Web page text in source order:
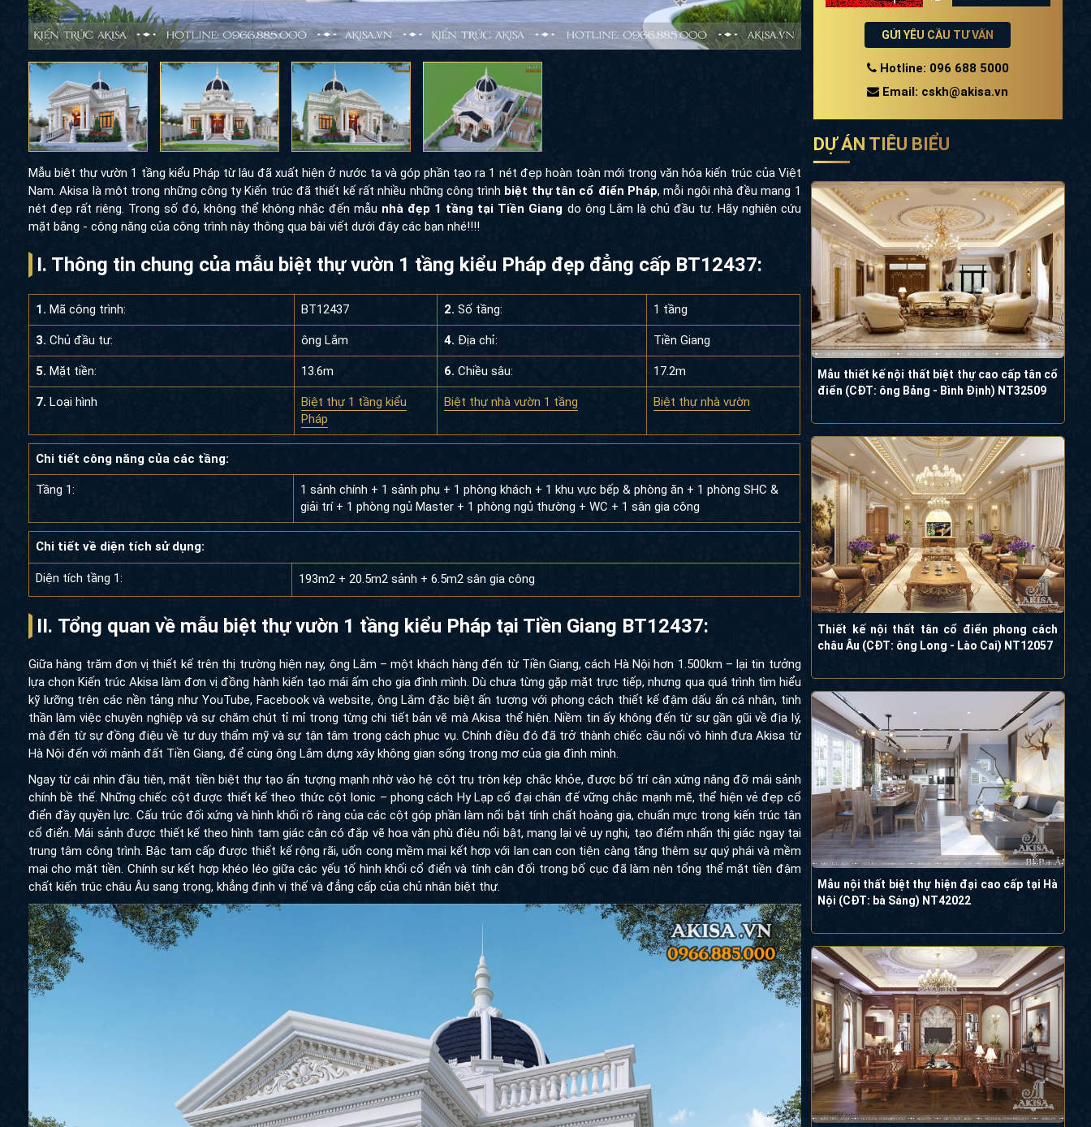
Mẫu biệt thự vườn 1 tầng kiểu Pháp từ lâu đã xuất hiện ở nước ta và góp phần tạo ra 1 nét đẹp hoàn toàn mới trong văn hóa kiến trúc của Việt
Nam. Akisa là một trong những công ty Kiến trúc đã thiết kế rất nhiều những công trình biệt thự tân cổ điển Pháp, mỗi ngôi nhà đều mang 1
nét đẹp rất riêng. Trong số đó, không thể không nhắc đến mẫu nhà đẹp 1 tầng tại Tiền Giang do ông Lắm là chủ đầu tư. Hãy nghiên cứu
mặt bằng - công năng của công trình này thông qua bài viết dưới đây các bạn nhé!!!!
I. Thông tin chung của mẫu biệt thự vườn 1 tầng kiểu Pháp đẹp đẳng cấp BT12437:
1. Mã công trình: BT12437 2. Số tầng: 1 tầng
3. Chủ đầu tư: ông Lắm 4. Địa chỉ: Tiền Giang
5. Mặt tiền: 13.6m 6. Chiều sâu: 17.2m
7. Loại hình
Biệt thự 1 tầng kiểu
Pháp
Biệt thự nhà vườn 1 tầng Biệt thự nhà vườn
Chi tiết công năng của các tầng:
Tầng 1:
1 sảnh chính + 1 sảnh phụ + 1 phòng khách + 1 khu vực bếp & phòng ăn + 1 phòng SHC &
giải trí + 1 phòng ngủ Master + 1 phòng ngủ thường + WC + 1 sân gia công
Chi tiết về diện tích sử dụng:
Diện tích tầng 1: 193m2 + 20.5m2 sảnh + 6.5m2 sân gia công
II. Tổng quan về mẫu biệt thự vườn 1 tầng kiểu Pháp tại Tiền Giang BT12437:
Giữa hàng trăm đơn vị thiết kế trên thị trường hiện nay, ông Lắm – một khách hàng đến từ Tiền Giang, cách Hà Nội hơn 1.500km – lại tin tưởng
lựa chọn Kiến trúc Akisa làm đơn vị đồng hành kiến tạo mái ấm cho gia đình mình. Dù chưa từng gặp mặt trực tiếp, nhưng qua quá trình tìm hiểu
kỹ lưỡng trên các nền tảng như YouTube, Facebook và website, ông Lắm đặc biệt ấn tượng với phong cách thiết kế đậm dấu ấn cá nhân, tinh
thần làm việc chuyên nghiệp và sự chăm chút tỉ mỉ trong từng chi tiết bản vẽ mà Akisa thể hiện. Niềm tin ấy không đến từ sự gần gũi về địa lý,
mà đến từ sự đồng điệu về tư duy thẩm mỹ và sự tận tâm trong cách phục vụ. Chính điều đó đã trở thành chiếc cầu nối vô hình đưa Akisa từ
Hà Nội đến với mảnh đất Tiền Giang, để cùng ông Lắm dựng xây không gian sống trong mơ của gia đình mình.
Ngay từ cái nhìn đầu tiên, mặt tiền biệt thự tạo ấn tượng mạnh nhờ vào hệ cột trụ tròn kép chắc khỏe, được bố trí cân xứng nâng đỡ mái sảnh
chính bề thế. Những chiếc cột được thiết kế theo thức cột Ionic – phong cách Hy Lạp cổ đại chân đế vững chắc mạnh mẽ, thể hiện vẻ đẹp cổ
điển đầy quyền lực. Cấu trúc đối xứng và hình khối rõ ràng của các cột góp phần làm nổi bật tính chất hoàng gia, chuẩn mực trong kiến trúc tân
cổ điển. Mái sảnh được thiết kế theo hình tam giác cân có đắp vẽ hoa văn phù điêu nổi bật, mang lại vẻ uy nghi, tạo điểm nhấn thị giác ngay tại
trung tâm công trình. Bậc tam cấp được thiết kế rộng rãi, uốn cong mềm mại kết hợp với lan can con tiện càng tăng thêm sự quý phái và mềm
mại cho mặt tiền. Chính sự kết hợp khéo léo giữa các yếu tố hình khối cổ điển và tính cân đối trong bố cục đã làm nên tổng thể mặt tiền đậm
chất kiến trúc châu Âu sang trọng, khẳng định vị thế và đẳng cấp của chủ nhân biệt thự.
GỬI YÊU CẦU TƯ VẤN
Hotline: 096 688 5000
Email: cskh@akisa.vn
DỰ ÁN TIÊU BIỂU
Mẫu thiết kế nội thất biệt thự cao cấp tân cổ
điển (CĐT: ông Bảng - Bình Định) NT32509
Thiết kế nội thất tân cổ điển phong cách
châu Âu (CĐT: ông Long - Lào Cai) NT12057
Mẫu nội thất biệt thự hiện đại cao cấp tại Hà
Nội (CĐT: bà Sáng) NT42022